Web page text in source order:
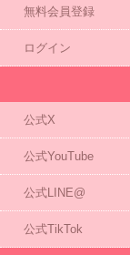
無料会員登録
ログイン
公式X
公式YouTube
公式LINE@
公式TikTok